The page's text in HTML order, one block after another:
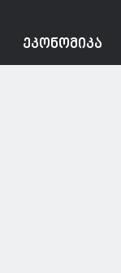
ᲔᲙᲝᲜᲝᲛᲘᲙᲐ